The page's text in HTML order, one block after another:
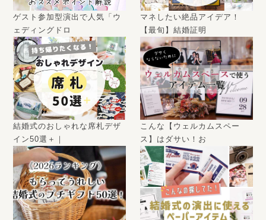
ゲスト参加型演出で人気「ウ
ェディングドロ
マネしたい絶品アイデア！
【最旬】結婚証明
結婚式のおしゃれな席札デザ
イン50選＋｜
こんな【ウェルカムスペー
ス】はダサい！お